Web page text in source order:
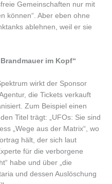
Gemeinschaften nur mit
können“. Aber eben ohne
ablehnen, weil er sie
im Kopf“
wirkt der Sponsor
die Tickets verkauft
Zum Beispiel einen
Titel trägt: „UFOs: Sie sind
„Wege aus der Matrix“, wo
hält, der sich laut
für die verborgene
habe und über „die
und dessen Auslöschung